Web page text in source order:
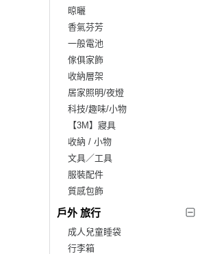
晾曬
香氣芬芳
一般電池
傢俱家飾
收納層架
居家照明/夜燈
科技/趣味/小物
【3M】寢具
收納 / 小物
文具／工具
服裝配件
質感包飾
戶外 旅行
成人兒童睡袋
行李箱